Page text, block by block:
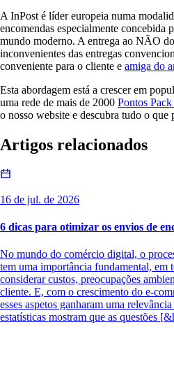
A InPost é líder europeia numa
encomendas especialmente concebida
mundo moderno. A entrega ao NÃO
inconvenientes das entregas
conveniente para o cliente e amiga do
Esta abordagem está a crescer em
uma rede de mais de 2000 Pontos
o nosso website e descubra tudo o que
Artigos relacionados
16 de jul. de 2026
6 dicas para otimizar os envios de
No mundo do comércio digital, o
tem uma importância fundamental, em
considerar custos, preocupações
cliente. E, com o crescimento do e-
esses aspetos ganharam uma
estatísticas mostram que as questões